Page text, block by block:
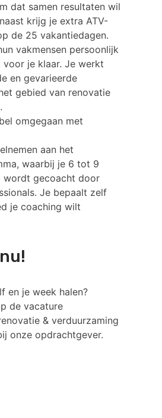
dat samen resultaten wil
krijg je extra ATV-
de 25 vakantiedagen.
vakmensen persoonlijk
voor je klaar. Je werkt
en gevarieerde
gebied van renovatie
omgegaan met
aan het
waarbij je 6 tot 9
wordt gecoacht door
Je bepaalt zelf
je coaching wilt
en je week halen?
de vacature
& verduurzaming
onze opdrachtgever.